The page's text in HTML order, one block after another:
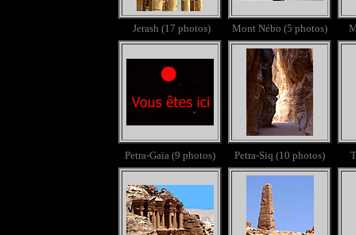
Jerash (17 photos) Mont Nébo (5 photos)
Petra-Gaïa (9 photos) Petra-Siq (10 photos)